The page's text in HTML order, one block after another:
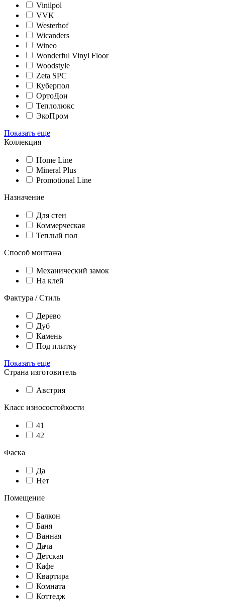
Vinilpol
VVK
Westerhof
Wicanders
Wineo
Wonderful Vinyl Floor
Woodstyle
Zeta SPC
Куберпол
ОртоДон
Теплолюкс
ЭкоПром
Показать еще
Коллекция
Home Line
Mineral Plus
Promotional Line
Назначение
Для стен
Коммерческая
Теплый пол
Способ монтажа
Механический замок
На клей
Фактура / Стиль
Дерево
Дуб
Камень
Под плитку
Показать еще
Страна изготовитель
Австрия
Класс износостойкости
41
42
Фаска
Да
Нет
Помещение
Балкон
Баня
Ванная
Дача
Детская
Кафе
Квартира
Комната
Коттедж